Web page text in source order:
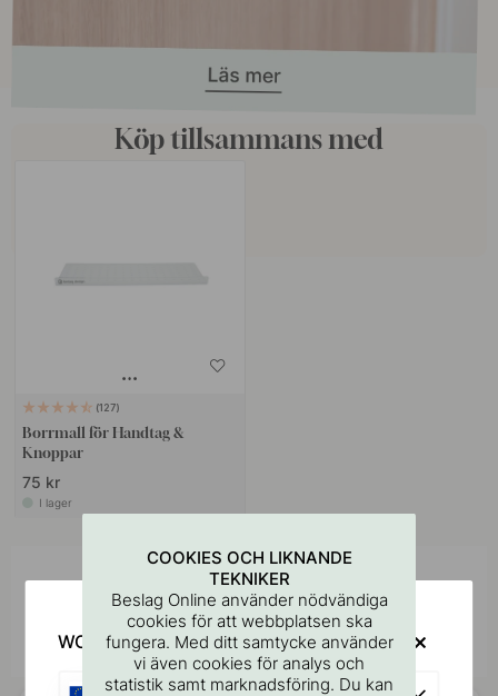
Köp tillsammans med
127
Borrmall för Handtag &
Knoppar
75 kr
I lager
Inspireras av andra
Tagga dina bilder med #beslagonline &
@beslagonline för att synas här!
COOKIES OCH LIKNANDE
TEKNIKER
Beslag Online använder nödvändiga
cookies för att webbplatsen ska
fungera. Med ditt samtycke använder
vi även cookies för analys och
statistik samt marknadsföring. Du kan
WOULD YOU RATHER VISIT?